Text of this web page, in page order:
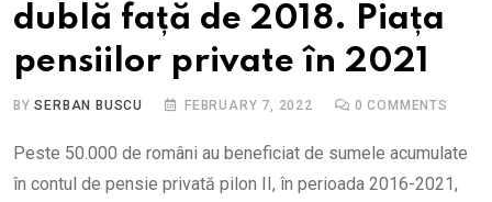
dublă față de 2018. Piața
pensiilor private în 2021
BYSERBAN BUSCU FEBRUARY 7, 2022 0 COMMENTS
Peste 50.000 de români au beneficiat de sumele acumulate
în contul de pensie privată pilon II, în perioada 2016-2021,